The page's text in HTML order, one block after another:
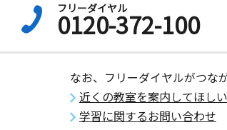
フリーダイヤル
0120-372-100
なお、フリーダイヤルがつな
近くの教室を案内してほしい
学習に関するお問い合わせ